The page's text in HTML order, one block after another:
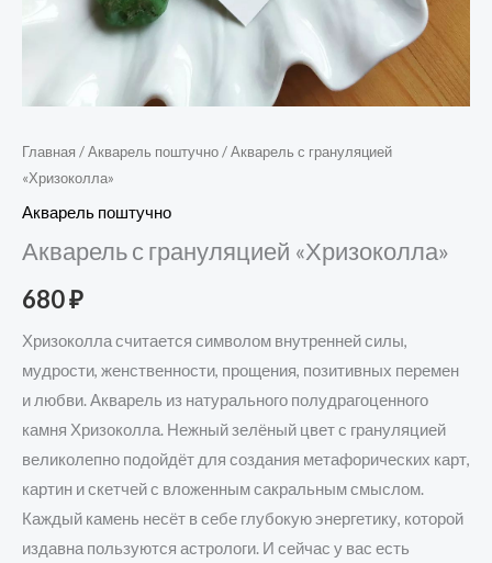
Главная /Акварель поштучно/ Акварель с грануляцией
«Хризоколла»
Акварель поштучно
Акварель с грануляцией «Хризоколла»
680₽
Хризоколла считается символом внутренней силы,
мудрости, женственности, прощения, позитивных перемен
и любви. Акварель из натурального полудрагоценного
камня Хризоколла. Нежный зелёный цвет с грануляцией
великолепно подойдёт для создания метафорических карт,
картин и скетчей с вложенным сакральным смыслом.
Каждый камень несёт в себе глубокую энергетику, которой
издавна пользуются астрологи. И сейчас у вас есть